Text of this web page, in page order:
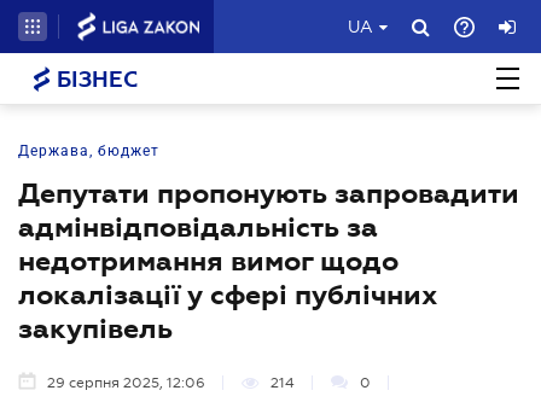
UA
БІЗНЕС
Держава, бюджет
Депутати пропонують запровадити
адмінвідповідальність за
недотримання вимог щодо
локалізації у сфері публічних
закупівель
29 серпня 2025, 12:06 214 0